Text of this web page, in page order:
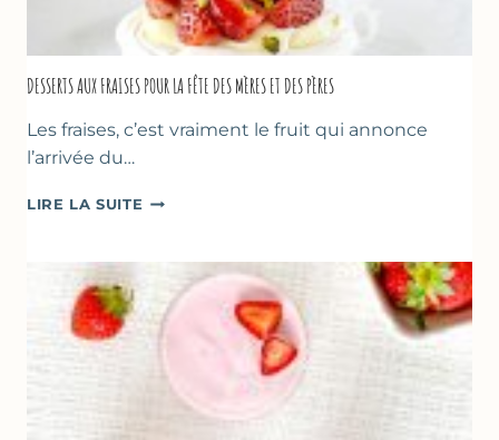
DESSERTS AUX FRAISES POUR LA FÊTE DES MÈRES ET DES PÈRES
Les fraises, c’est vraiment le fruit qui annonce
l’arrivée du…
LIRE LA SUITE DESSERTS
POUR
FÊTE
DES